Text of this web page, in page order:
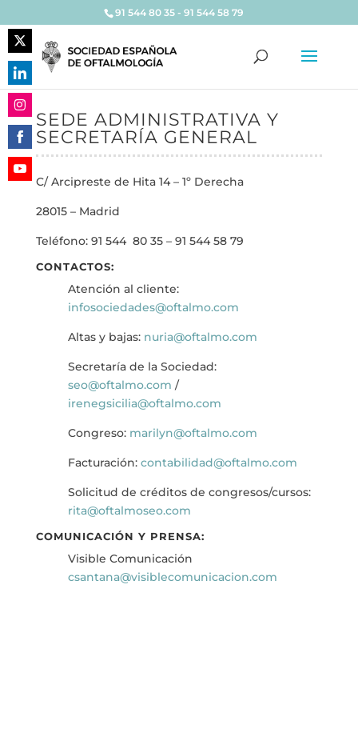
91 544 80 35 - 91 544 58 79
SEDE ADMINISTRATIVA Y
SECRETARÍA GENERAL
C/ Arcipreste de Hita 14 – 1º Derecha
28015 – Madrid
Teléfono: 91 544 80 35 – 91 544 58 79
CONTACTOS:
Atención al cliente:
infosociedades@oftalmo.com
Altas y bajas: nuria@oftalmo.com
Secretaría de la Sociedad:
seo@oftalmo.com /
irenegsicilia@oftalmo.com
Congreso: marilyn@oftalmo.com
Facturación: contabilidad@oftalmo.com
Solicitud de créditos de congresos/cursos:
rita@oftalmoseo.com
COMUNICACIÓN Y PRENSA:
Visible Comunicación
csantana@visiblecomunicacion.com
Share
on
Twitter
Share
on
LinkedIn
Share
on
Instagram
Share
on
Share